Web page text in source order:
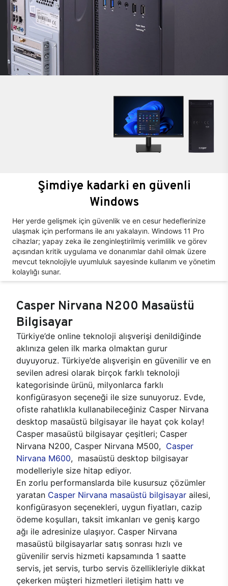
Şimdiye kadarki en güvenli
Windows
Her yerde gelişmek için güvenlik ve en cesur hedeflerinize
ulaşmak için performans ile anı yakalayın. Windows 11 Pro
cihazlar; yapay zeka ile zenginleştirilmiş verimlilik ve görev
açısından kritik uygulama ve donanımlar dahil olmak üzere
mevcut teknolojiyle uyumluluk sayesinde kullanım ve yönetim
kolaylığı sunar.
Casper Nirvana N200 Masaüstü
Bilgisayar
Türkiye’de online teknoloji alışverişi denildiğinde
aklınıza gelen ilk marka olmaktan gurur
duyuyoruz. Türkiye’de alışverişin en güvenilir ve en
sevilen adresi olarak birçok farklı teknoloji
kategorisinde ürünü, milyonlarca farklı
konfigürasyon seçeneği ile size sunuyoruz. Evde,
ofiste rahatlıkla kullanabileceğiniz Casper Nirvana
desktop masaüstü bilgisayar ile hayat çok kolay!
Casper masaüstü bilgisayar çeşitleri; Casper
Nirvana N200, Casper Nirvana M500, Casper
Nirvana M600, masaüstü desktop bilgisayar
modelleriyle size hitap ediyor.
En zorlu performanslarda bile kusursuz çözümler
yaratan Casper Nirvana masaüstü bilgisayar ailesi,
konfigürasyon seçenekleri, uygun fiyatları, cazip
ödeme koşulları, taksit imkanları ve geniş kargo
ağı ile adresinize ulaşıyor. Casper Nirvana
masaüstü bilgisayarlar satış sonrası hızlı ve
güvenilir servis hizmeti kapsamında 1 saatte
servis, jet servis, turbo servis özellikleriyle dikkat
çekerken müşteri hizmetleri iletişim hattı ve